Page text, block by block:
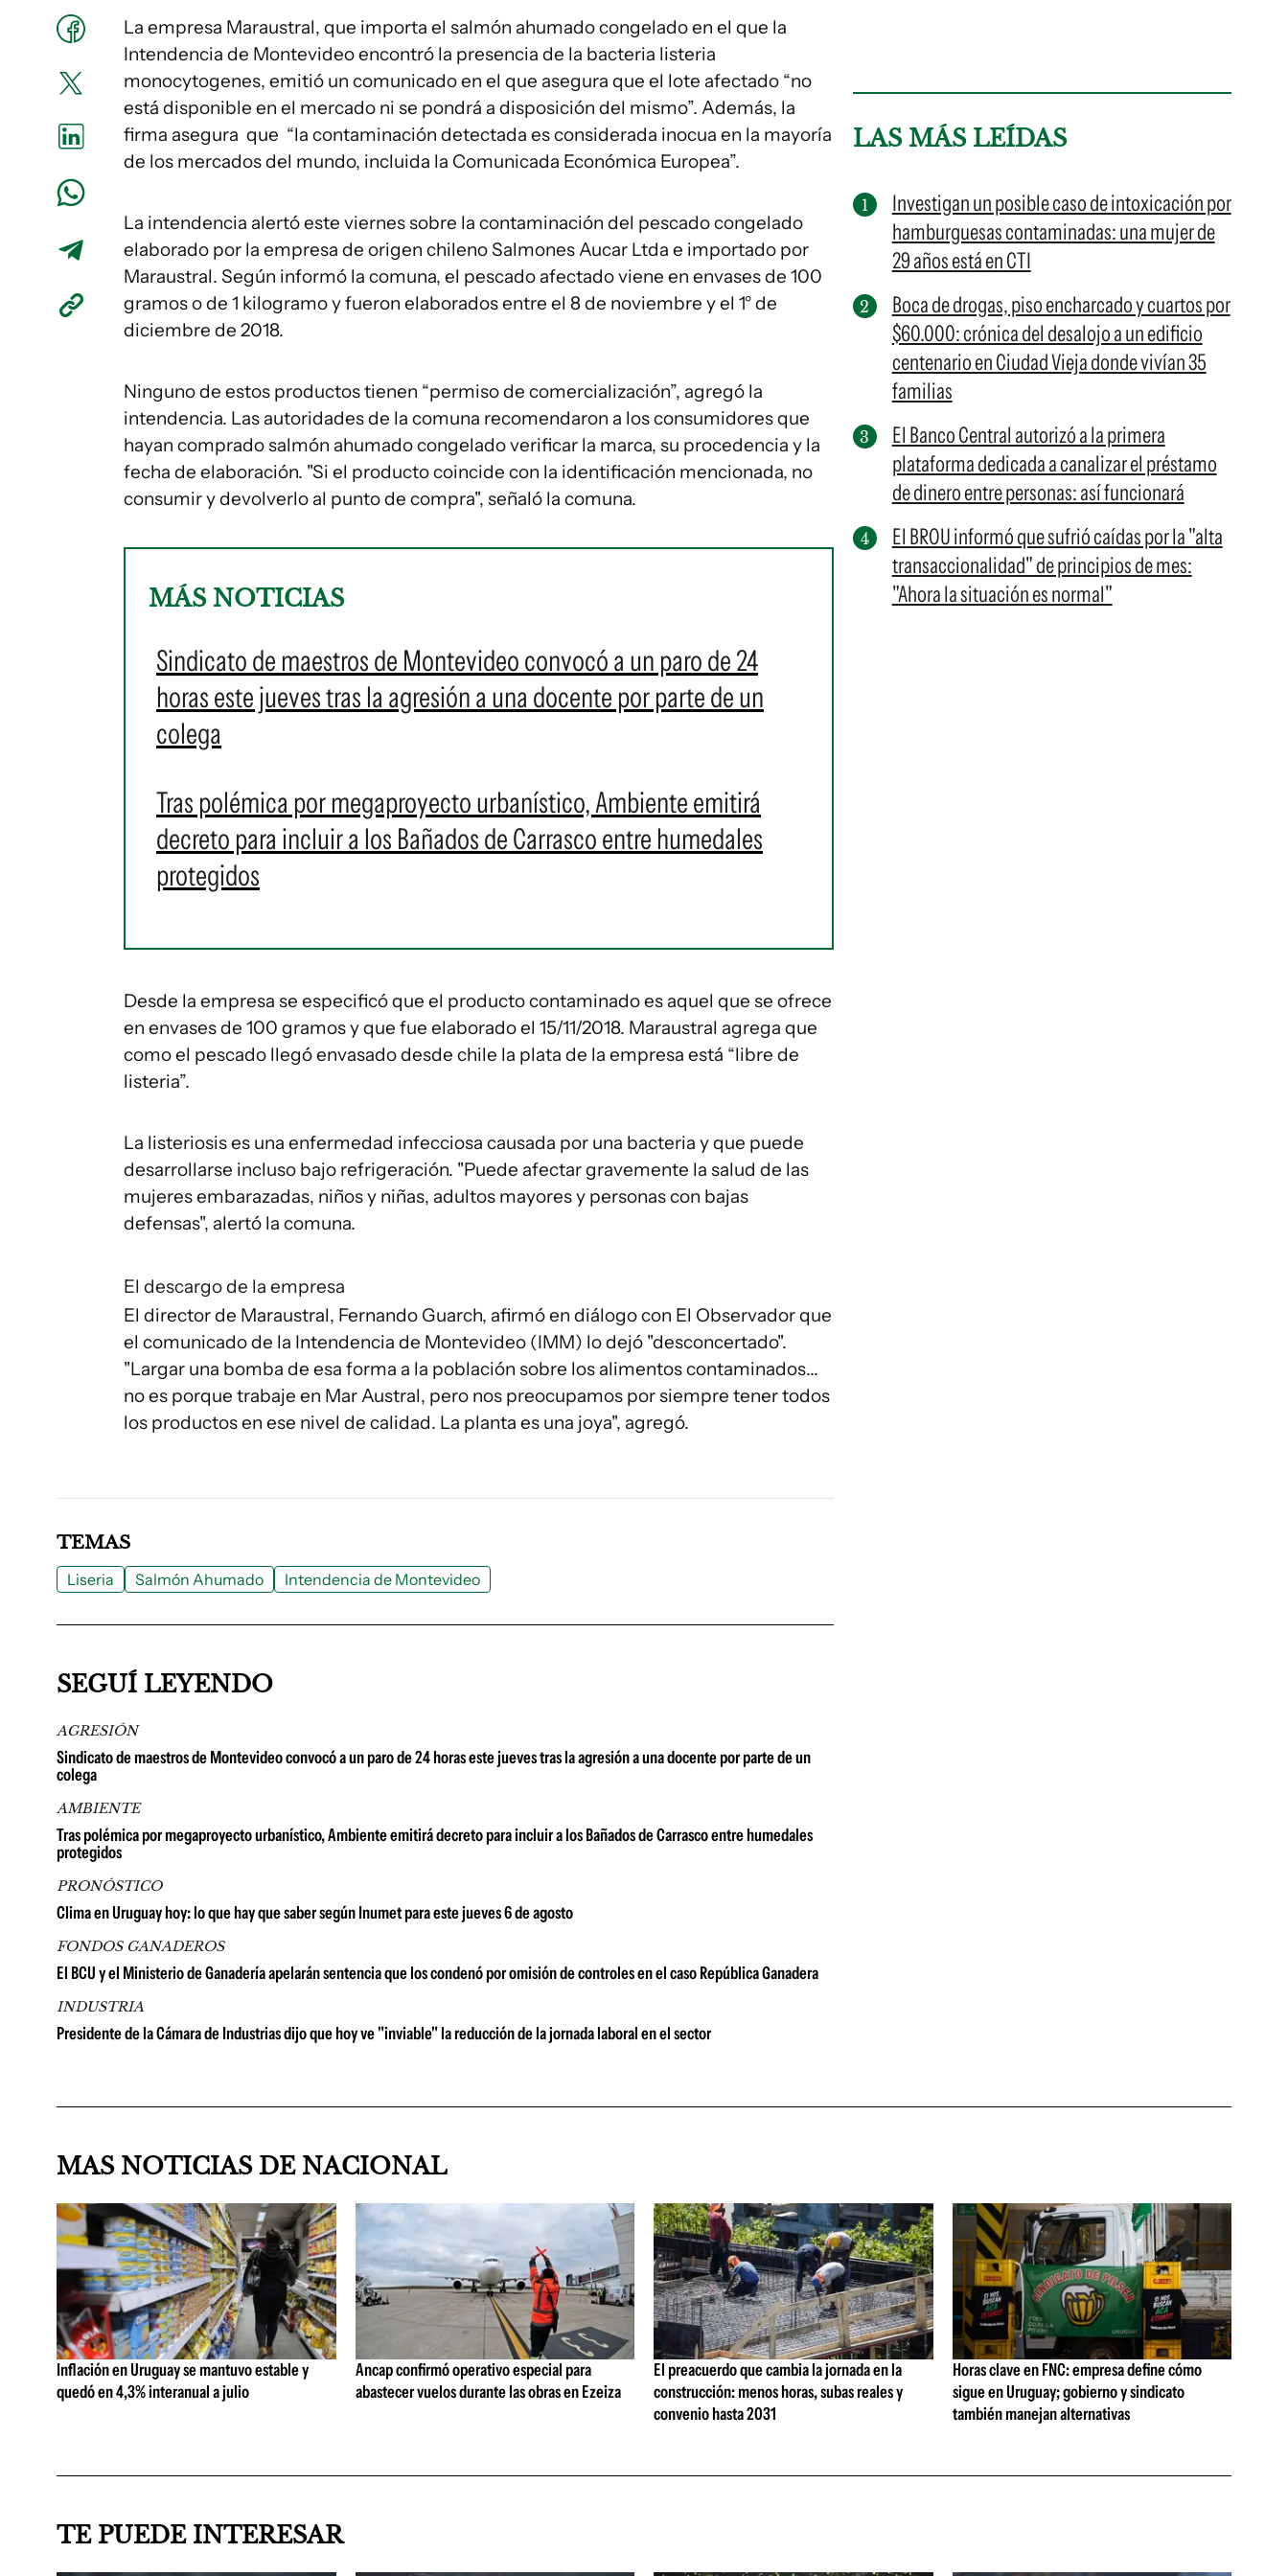
La empresa Maraustral, que importa el salmón ahumado congelado en el que la
Intendencia de Montevideo encontró la presencia de la bacteria listeria
monocytogenes, emitió un comunicado en el que asegura que el lote afectado “no
está disponible en el mercado ni se pondrá a disposición del mismo”. Además, la
firma asegura que “la contaminación detectada es considerada inocua en la mayoría
de los mercados del mundo, incluida la Comunicada Económica Europea”.
La intendencia alertó este viernes sobre la contaminación del pescado congelado
elaborado por la empresa de origen chileno Salmones Aucar Ltda e importado por
Maraustral. Según informó la comuna, el pescado afectado viene en envases de 100
gramos o de 1 kilogramo y fueron elaborados entre el 8 de noviembre y el 1° de
diciembre de 2018.
Ninguno de estos productos tienen “permiso de comercialización”, agregó la
intendencia. Las autoridades de la comuna recomendaron a los consumidores que
hayan comprado salmón ahumado congelado verificar la marca, su procedencia y la
fecha de elaboración. "Si el producto coincide con la identificación mencionada, no
consumir y devolverlo al punto de compra", señaló la comuna.
MÁS NOTICIAS
Sindicato de maestros de Montevideo convocó a un paro de 24
horas este jueves tras la agresión a una docente por parte de un
colega
Tras polémica por megaproyecto urbanístico, Ambiente emitirá
decreto para incluir a los Bañados de Carrasco entre humedales
protegidos
Desde la empresa se especificó que el producto contaminado es aquel que se ofrece
en envases de 100 gramos y que fue elaborado el 15/11/2018. Maraustral agrega que
como el pescado llegó envasado desde chile la plata de la empresa está “libre de
listeria”.
La listeriosis es una enfermedad infecciosa causada por una bacteria y que puede
desarrollarse incluso bajo refrigeración. "Puede afectar gravemente la salud de las
mujeres embarazadas, niños y niñas, adultos mayores y personas con bajas
defensas", alertó la comuna.
El descargo de la empresa
El director de Maraustral, Fernando Guarch, afirmó en diálogo con El Observador que
el comunicado de la Intendencia de Montevideo (IMM) lo dejó "desconcertado".
"Largar una bomba de esa forma a la población sobre los alimentos contaminados...
no es porque trabaje en Mar Austral, pero nos preocupamos por siempre tener todos
los productos en ese nivel de calidad. La planta es una joya", agregó.
LAS MÁS LEÍDAS
Investigan un posible caso de intoxicación por
hamburguesas contaminadas: una mujer de
29 años está en CTI
Boca de drogas, piso encharcado y cuartos por
$60.000: crónica del desalojo a un edificio
centenario en Ciudad Vieja donde vivían 35
familias
El Banco Central autorizó a la primera
plataforma dedicada a canalizar el préstamo
de dinero entre personas: así funcionará
El BROU informó que sufrió caídas por la "alta
transaccionalidad" de principios de mes:
"Ahora la situación es normal"
TEMAS
Liseria Salmón Ahumado Intendencia de Montevideo
SEGUÍ LEYENDO
AGRESIÓN
Sindicato de maestros de Montevideo convocó a un paro de 24 horas este jueves tras la agresión a una docente por parte de un
colega
AMBIENTE
Tras polémica por megaproyecto urbanístico, Ambiente emitirá decreto para incluir a los Bañados de Carrasco entre humedales
protegidos
PRONÓSTICO
Clima en Uruguay hoy: lo que hay que saber según Inumet para este jueves 6 de agosto
FONDOS GANADEROS
El BCU y el Ministerio de Ganadería apelarán sentencia que los condenó por omisión de controles en el caso República Ganadera
INDUSTRIA
Presidente de la Cámara de Industrias dijo que hoy ve "inviable" la reducción de la jornada laboral en el sector
MAS NOTICIAS DE NACIONAL
Inflación en Uruguay se mantuvo estable y
quedó en 4,3% interanual a julio
Ancap confirmó operativo especial para
abastecer vuelos durante las obras en Ezeiza
El preacuerdo que cambia la jornada en la
construcción: menos horas, subas reales y
convenio hasta 2031
Horas clave en FNC: empresa define cómo
sigue en Uruguay; gobierno y sindicato
también manejan alternativas
TE PUEDE INTERESAR